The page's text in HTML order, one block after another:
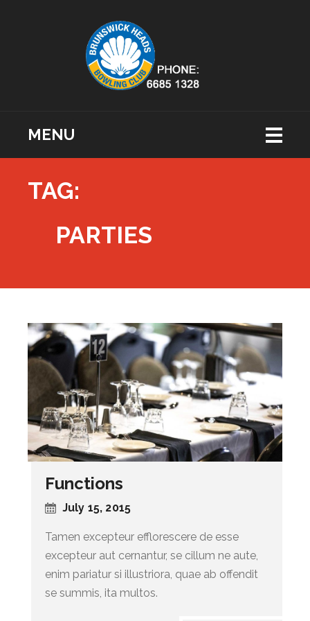
MENU
TAG:
PARTIES
Functions
July 15, 2015
Tamen excepteur efflorescere de esse
excepteur aut cernantur, se cillum ne aute,
enim pariatur si illustriora, quae ab offendit
se summis, ita multos.